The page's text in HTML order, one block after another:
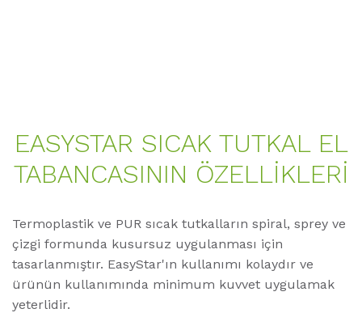
EASYSTAR SICAK TUTKAL EL
TABANCASININ ÖZELLIKLERI
Termoplastik ve PUR sıcak tutkalların spiral, sprey ve
çizgi formunda kusursuz uygulanması için
tasarlanmıştır. EasyStar'ın kullanımı kolaydır ve
ürünün kullanımında minimum kuvvet uygulamak
yeterlidir.